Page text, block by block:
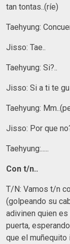
tan tontas..(ríe)
Taehyung:
Jisso: Tae..
Taehyung: Si?..
Jisso: Si a ti te
Taehyung:
Jisso: Por que
Taehyung:.....
Con t/n..
T/N: Vamos t/n
(golpeando su
adivinen quien es
puerta,
que el muñequito